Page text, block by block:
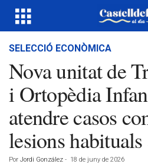
SELECCIÓ ECONÒMICA
Nova unitat de
i Ortopèdia
atendre casos
lesions
Por Jordi González - 18 de juny de 2026